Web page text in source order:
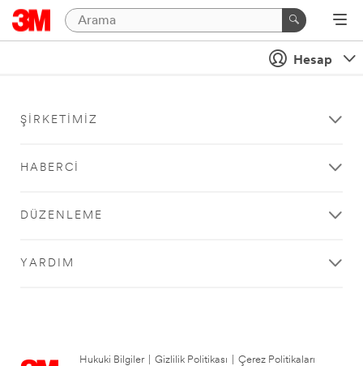
Hesap
ŞIRKETIMIZ
HABERCI
DÜZENLEME
YARDIM
Hukuki Bilgiler Gizlilik Politikası
Çerez Politikaları